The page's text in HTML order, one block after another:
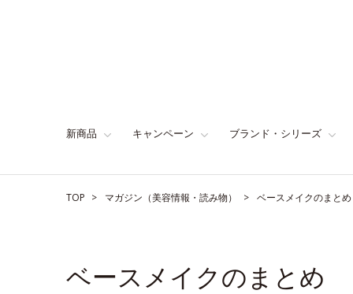
新商品 キャンペーン ブランド・シリーズ
TOP マガジン（美容情報・読み物） ベースメイクのまとめ
ベースメイクのまとめ